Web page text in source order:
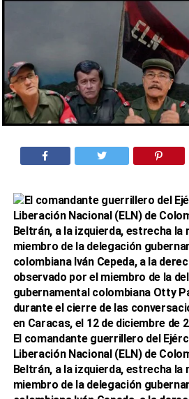
El comandante guerrillero del
Liberación Nacional (ELN) de
Beltrán, a la izquierda, estrecha la
miembro de la delegación